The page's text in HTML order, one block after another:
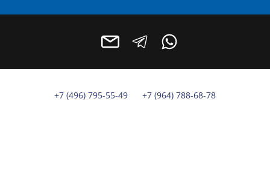
+7 (496) 795-55-49 +7 (964) 788-68-78